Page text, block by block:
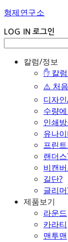
형제연구소
LOG IN 로그인
칼럼/정보
✋ 칼
⚠️ 처
디자
수량
인쇄
유나
프린
랜더
비캔
길단?
글리
제품보기
라운드
카라티
맨투맨